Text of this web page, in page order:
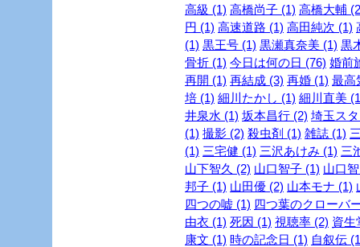
高級 (1) 高橋尚子 (1) 高橋大輔
円 (1) 高速道路 (1) 高田純次 (1)
(1) 黒王号 (1) 黒瀬真奈美 (1) 黒
骨折 (1) 今日は何の日 (76) 婚前
再開 (1) 再結成 (3) 再婚 (1) 最高
培 (1) 細川たかし (1) 細川直美
井泉水 (1) 坂本昌行 (2) 埼玉ス
(1) 撮影 (2) 殺虫剤 (1) 雑誌 (1)
(1) 三宅健 (1) 三沢あけみ (1) 三
山下智久 (2) 山口智子 (1) 山口
邦子 (1) 山田優 (2) 山本モナ (1)
四つの嘘 (1) 四つ葉のクローバ
由衣 (1) 死因 (1) 視聴率 (2) 資生
康文 (1) 時の記念日 (1) 自叙伝